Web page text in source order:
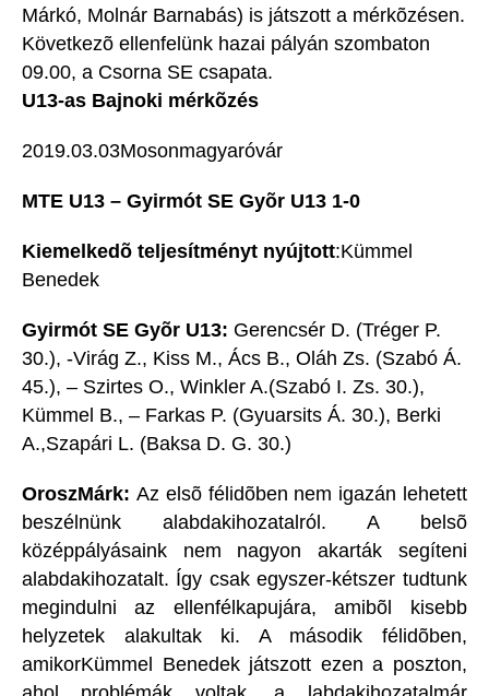
Márkó, Molnár Barnabás) is játszott a mérkõzésen.
Következõ ellenfelünk hazai pályán szombaton
09.00, a Csorna SE csapata.
U13-as Bajnoki mérkõzés
2019.03.03Mosonmagyaróvár
MTE U13 – Gyirmót SE Gyõr U13 1-0
Kiemelkedõ teljesítményt nyújtott:Kümmel
Benedek
Gyirmót SE Gyõr U13: Gerencsér D. (Tréger P.
30.), -Virág Z., Kiss M., Ács B., Oláh Zs. (Szabó Á.
45.), – Szirtes O., Winkler A.(Szabó I. Zs. 30.),
Kümmel B., – Farkas P. (Gyuarsits Á. 30.), Berki
A.,Szapári L. (Baksa D. G. 30.)
OroszMárk: Az elsõ félidõben nem igazán lehetett
beszélnünk alabdakihozatalról. A belsõ
középpályásaink nem nagyon akarták segíteni
alabdakihozatalt. Így csak egyszer-kétszer tudtunk
megindulni az ellenfélkapujára, amibõl kisebb
helyzetek alakultak ki. A második félidõben,
amikorKümmel Benedek játszott ezen a poszton,